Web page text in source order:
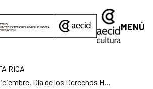
MENÚ
RICA